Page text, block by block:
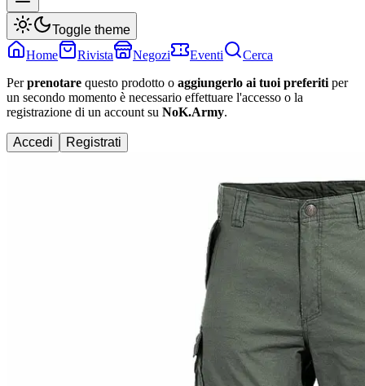
Toggle theme
Home
Rivista Negozi Eventi
Cerca
Perprenotare questo prodotto o aggiungerlo ai tuoi preferiti per
un secondo momento è necessario effettuare l'accesso o la
registrazione di un account su NoK.Army.
Accedi Registrati